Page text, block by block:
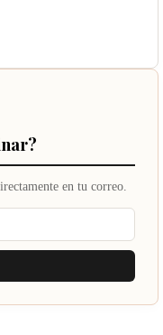
en tu correo.